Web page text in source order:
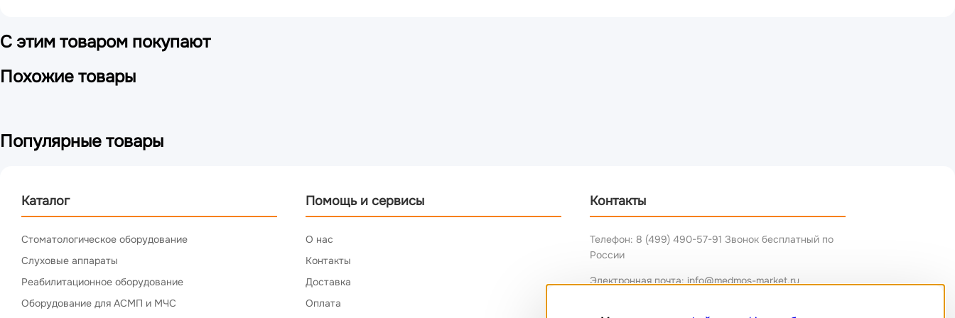
С этим товаром покупают
Похожие товары
Популярные товары
Каталог
Стоматологическое оборудование
Слуховые аппараты
Реабилитационное оборудование
Оборудование для АСМП и МЧС
Помощь и сервисы
О нас
Контакты
Доставка
Оплата
Контакты
Телефон: 8 (499) 490-57-91 Звонок бесплатный по
России
Электронная почта: info@medmos-market.ru